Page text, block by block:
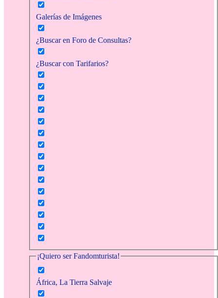
Galerías de Imágenes
¿Buscar en Foro de Consultas?
¿Buscar con Tarifarios?
¡Quiero ser Fandomturista!
África, La Tierra Salvaje